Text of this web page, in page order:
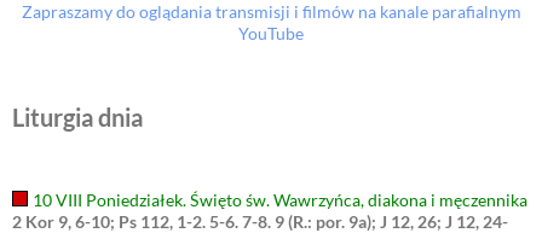
Zapraszamy do oglądania transmisji i filmów na kanale parafialnym
YouTube
Liturgia dnia
10 VIII Poniedziałek. Święto św. Wawrzyńca, diakona i męczennika
2 Kor 9, 6-10; Ps 112, 1-2. 5-6. 7-8. 9 (R.: por. 9a); J 12, 26; J 12, 24-